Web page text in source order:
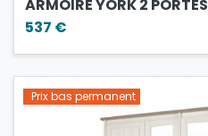
ARMOIRE YORK 2 PORTES
537 €
Prix bas permanent